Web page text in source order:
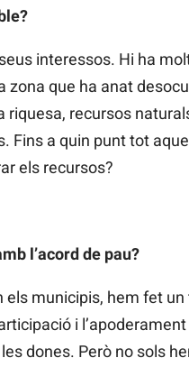
interessos. Hi ha
que ha anat
recursos
a quin punt tot
els recursos?
l’acord de pau?
municipis, hem fet
i
dones. Però no sols